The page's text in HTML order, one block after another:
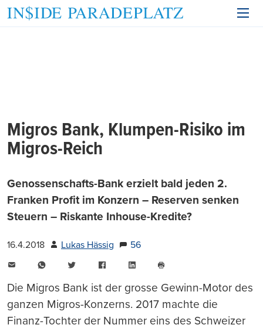
Migros Bank, Klumpen-Risiko im
Migros-Reich
Genossenschafts-Bank erzielt bald jeden 2.
Franken Profit im Konzern – Reserven senken
Steuern – Riskante Inhouse-Kredite?
16.4.2018 Lukas Hässig
56
WhatsAppTwitter FacebookLinkedIn
drucken
Die Migros Bank ist der grosse Gewinn-Motor des
ganzen Migros-Konzerns. 2017 machte die
Finanz-Tochter der Nummer eins des Schweizer